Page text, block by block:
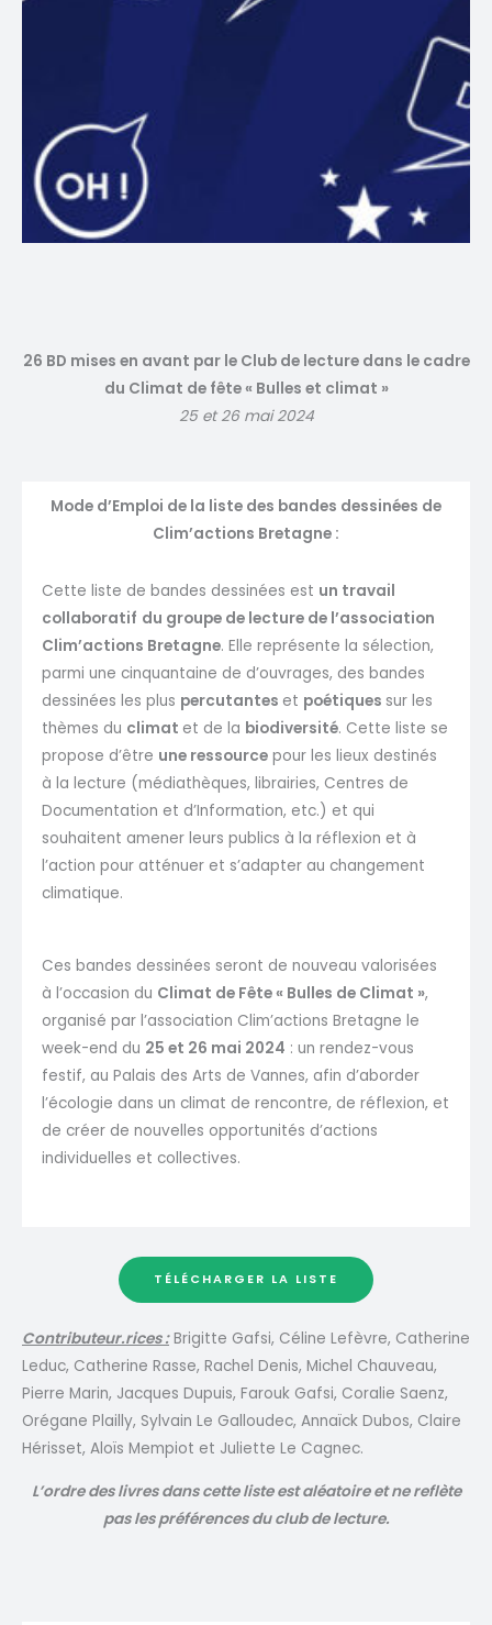
26 BD mises en avant par le Club de lecture dans le cadre
du Climat de fête « Bulles et climat »
25 et 26 mai 2024
Mode d’Emploi de la liste des bandes dessinées de
Clim’actions Bretagne :
Cette liste de bandes dessinées est un travail
collaboratif du groupe de lecture de l’association
Clim’actions Bretagne. Elle représente la sélection,
parmi une cinquantaine de d’ouvrages, des bandes
dessinées les plus percutantes et poétiques sur les
thèmes du climat et de la biodiversité. Cette liste se
propose d’être une ressource pour les lieux destinés
à la lecture (médiathèques, librairies, Centres de
Documentation et d’Information, etc.) et qui
souhaitent amener leurs publics à la réflexion et à
l’action pour atténuer et s’adapter au changement
climatique.
Ces bandes dessinées seront de nouveau valorisées
à l’occasion du Climat de Fête « Bulles de Climat »,
organisé par l’association Clim’actions Bretagne le
week-end du 25 et 26 mai 2024 : un rendez-vous
festif, au Palais des Arts de Vannes, afin d’aborder
l’écologie dans un climat de rencontre, de réflexion, et
de créer de nouvelles opportunités d’actions
individuelles et collectives.
TÉLÉCHARGER LA LISTE
Contributeur.rices : Brigitte Gafsi, Céline Lefèvre, Catherine
Leduc, Catherine Rasse, Rachel Denis, Michel Chauveau,
Pierre Marin, Jacques Dupuis, Farouk Gafsi, Coralie Saenz,
Orégane Plailly, Sylvain Le Galloudec, Annaïck Dubos, Claire
Hérisset, Aloïs Mempiot et Juliette Le Cagnec.
L’ordre des livres dans cette liste est aléatoire et ne reflète
pas les préférences du club de lecture.